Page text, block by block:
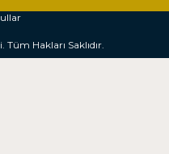
Tüm Hakları Saklıdır.